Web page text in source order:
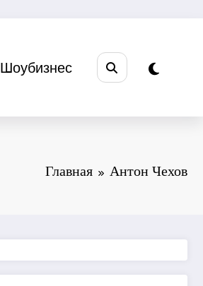
Шоубизнес
Главная Антон Чехов